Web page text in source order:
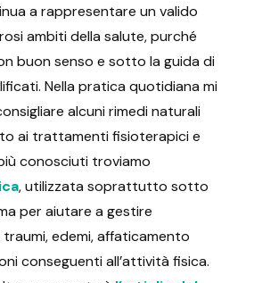
a rappresentare un valido
ambiti della salute, purché
buon senso e sotto la guida di
Nella pratica quotidiana mi
alcuni rimedi naturali
ai trattamenti fisioterapici e
conosciuti troviamo
, utilizzata soprattutto sotto
per aiutare a gestire
edemi, affaticamento
conseguenti all’attività fisica.